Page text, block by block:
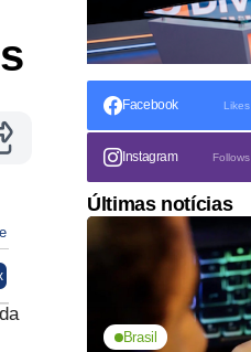
Facebook Likes
Instagram Follows
Últimas notícias
Brasil